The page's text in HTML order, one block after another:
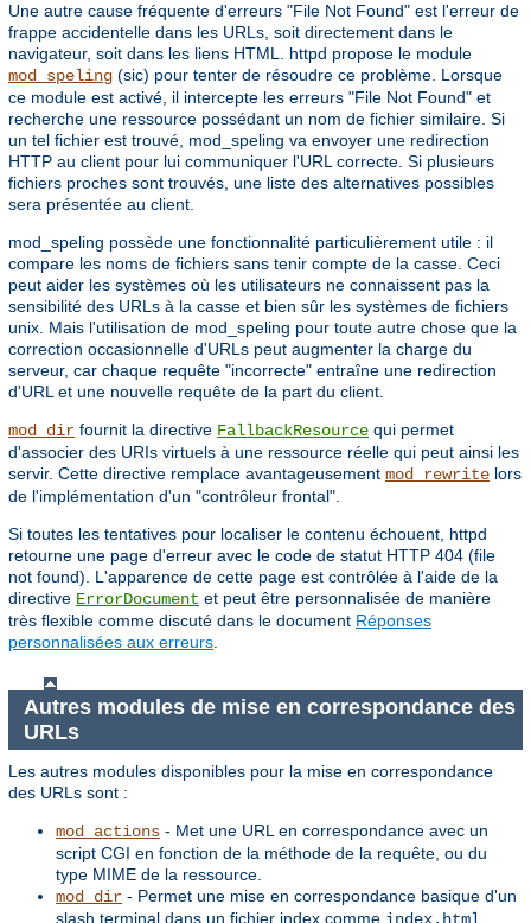
Une autre cause fréquente d'erreurs "File Not Found" est l'erreur de
frappe accidentelle dans les URLs, soit directement dans le
navigateur, soit dans les liens HTML. httpd propose le module
mod_speling (sic) pour tenter de résoudre ce problème. Lorsque
ce module est activé, il intercepte les erreurs "File Not Found" et
recherche une ressource possédant un nom de fichier similaire. Si
un tel fichier est trouvé, mod_speling va envoyer une redirection
HTTP au client pour lui communiquer l'URL correcte. Si plusieurs
fichiers proches sont trouvés, une liste des alternatives possibles
sera présentée au client.
mod_speling possède une fonctionnalité particulièrement utile : il
compare les noms de fichiers sans tenir compte de la casse. Ceci
peut aider les systèmes où les utilisateurs ne connaissent pas la
sensibilité des URLs à la casse et bien sûr les systèmes de fichiers
unix. Mais l'utilisation de mod_speling pour toute autre chose que la
correction occasionnelle d'URLs peut augmenter la charge du
serveur, car chaque requête "incorrecte" entraîne une redirection
d'URL et une nouvelle requête de la part du client.
mod_dir fournit la directive FallbackResource qui permet
d'associer des URIs virtuels à une ressource réelle qui peut ainsi les
servir. Cette directive remplace avantageusement mod_rewrite lors
de l'implémentation d'un "contrôleur frontal".
Si toutes les tentatives pour localiser le contenu échouent, httpd
retourne une page d'erreur avec le code de statut HTTP 404 (file
not found). L'apparence de cette page est contrôlée à l'aide de la
directive ErrorDocument et peut être personnalisée de manière
très flexible comme discuté dans le document Réponses
personnalisées aux erreurs.
Autres modules de mise en correspondance des
URLs
Les autres modules disponibles pour la mise en correspondance
des URLs sont :
mod_actions - Met une URL en correspondance avec un
script CGI en fonction de la méthode de la requête, ou du
type MIME de la ressource.
mod_dir - Permet une mise en correspondance basique d'un
slash terminal dans un fichier index comme index.html